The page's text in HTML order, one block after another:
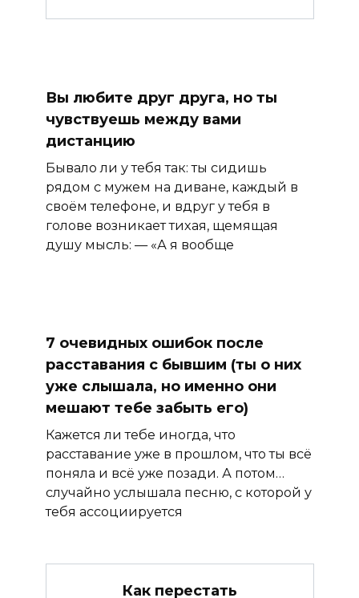
Вы любите друг друга, но ты
чувствуешь между вами
дистанцию
Бывало ли у тебя так: ты сидишь
рядом с мужем на диване, каждый в
своём телефоне, и вдруг у тебя в
голове возникает тихая, щемящая
душу мысль: — «А я вообще
7 очевидных ошибок после
расставания с бывшим (ты о них
уже слышала, но именно они
мешают тебе забыть его)
Кажется ли тебе иногда, что
расставание уже в прошлом, что ты всё
поняла и всё уже позади. А потом…
случайно услышала песню, с которой у
тебя ассоциируется
Как перестать